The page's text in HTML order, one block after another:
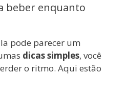
beber enquanto
pode parecer um
dicas simples, você
o ritmo. Aqui estão